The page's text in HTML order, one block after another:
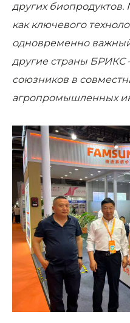
других
как ключевого
одновременно
другие страны БРИКС
союзников в
агропромышленных